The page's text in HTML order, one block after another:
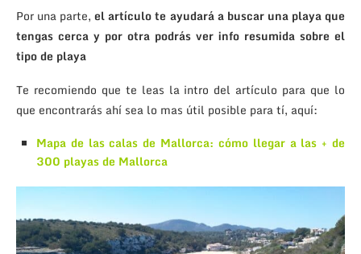
Por una parte,el artículo te ayudará a buscar una playa que
tengas cerca y por otra podrás ver info resumida sobre el
tipo de playa
Te recomiendo que te leas la intro del artículo para que lo
que encontrarás ahí sea lo mas útil posible para tí, aquí:
Mapa de las calas de Mallorca: cómo llegar a las + de
300 playas de Mallorca